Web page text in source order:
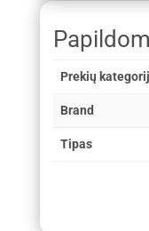
Prekių
Brand
Tipas